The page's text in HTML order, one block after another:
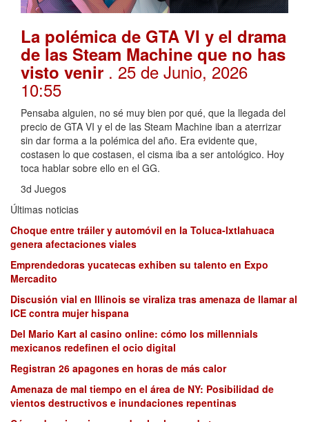
La polémica de GTA VI y el drama
de las Steam Machine que no has
visto venir . 25 de Junio, 2026
10:55
Pensaba alguien, no sé muy bien por qué, que la llegada del
precio de GTA VI y el de las Steam Machine iban a aterrizar
sin dar forma a la polémica del año. Era evidente que,
costasen lo que costasen, el cisma iba a ser antológico. Hoy
toca hablar sobre ello en el GG.
3d Juegos
Últimas noticias
Choque entre tráiler y automóvil en la Toluca-Ixtlahuaca
genera afectaciones viales
Emprendedoras yucatecas exhiben su talento en Expo
Mercadito
Discusión vial en Illinois se viraliza tras amenaza de llamar al
ICE contra mujer hispana
Del Mario Kart al casino online: cómo los millennials
mexicanos redefinen el ocio digital
Registran 26 apagones en horas de más calor
Amenaza de mal tiempo en el área de NY: Posibilidad de
vientos destructivos e inundaciones repentinas